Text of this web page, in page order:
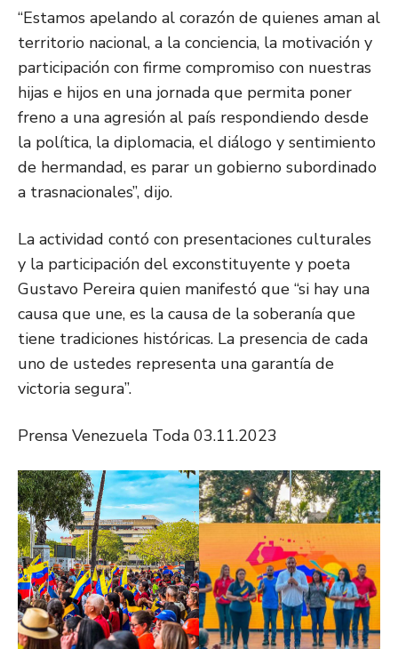
“Estamos apelando al corazón de quienes aman al
territorio nacional, a la conciencia, la motivación y
participación con firme compromiso con nuestras
hijas e hijos en una jornada que permita poner
freno a una agresión al país respondiendo desde
la política, la diplomacia, el diálogo y sentimiento
de hermandad, es parar un gobierno subordinado
a trasnacionales”, dijo.
La actividad contó con presentaciones culturales
y la participación del exconstituyente y poeta
Gustavo Pereira quien manifestó que “si hay una
causa que une, es la causa de la soberanía que
tiene tradiciones históricas. La presencia de cada
uno de ustedes representa una garantía de
victoria segura”.
Prensa Venezuela Toda 03.11.2023